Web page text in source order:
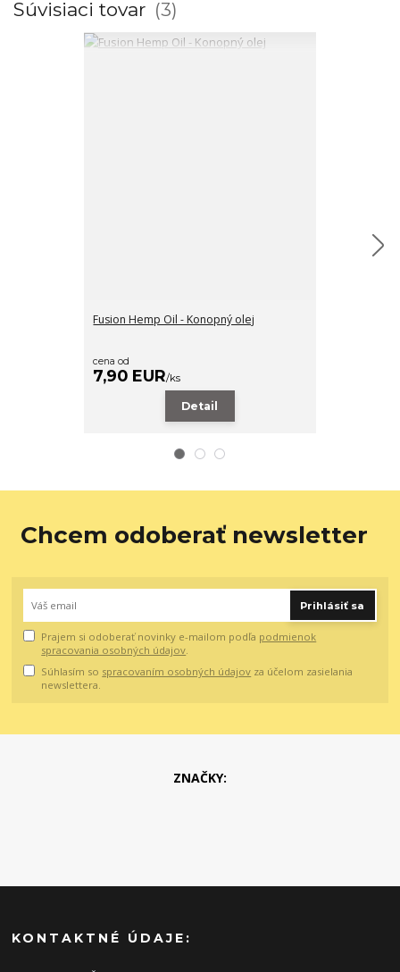
Súvisiaci tovar 3
Fusion Hemp Oil - Konopný olej
cena od
7,90 EUR/ks
Detail
Chcem odoberať newsletter
Prihlásiť sa
Prajem si odoberať novinky e-mailom podľa podmienok
spracovania osobných údajov
Súhlasím so spracovaním osobných údajov za účelom zasielania
newslettera.
ZNAČKY:
KONTAKTNÉ ÚDAJE: